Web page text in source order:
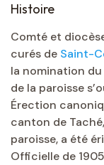
Histoire
Comté et
curés de Saint-
la nomination
de la paroisse
Érection
canton de
paroisse, a été
Officielle de